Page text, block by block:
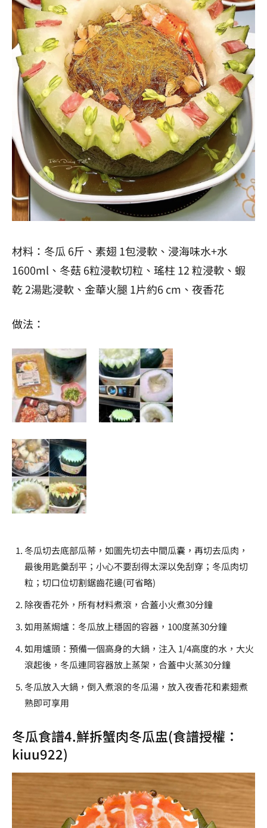
材料：冬瓜 6斤、素翅 1包浸軟、浸海味水+水
1600ml、冬菇 6粒浸軟切粒、瑤柱 12 粒浸軟、蝦
乾 2湯匙浸軟、金華火腿 1片約6 cm、夜香花
做法：
冬瓜切去底部瓜蒂，如圖先切去中間瓜囊，再切去瓜肉，
最後用匙羹刮平；小心不要刮得太深以免刮穿；冬瓜肉切
粒；切口位切割鋸齒花邊(可省略)
除夜香花外，所有材料煮滾，合蓋小火煮30分鐘
如用蒸焗爐：冬瓜放上穩固的容器，100度蒸30分鐘
如用爐頭：預備一個高身的大鍋，注入 1/4高度的水，大火
滾起後，冬瓜連同容器放上蒸架，合蓋中火蒸30分鐘
冬瓜放入大鍋，倒入煮滾的冬瓜湯，放入夜香花和素翅煮
熟即可享用
冬瓜食譜4.鮮拆蟹肉冬瓜盅(食譜授權：
kiuu922)